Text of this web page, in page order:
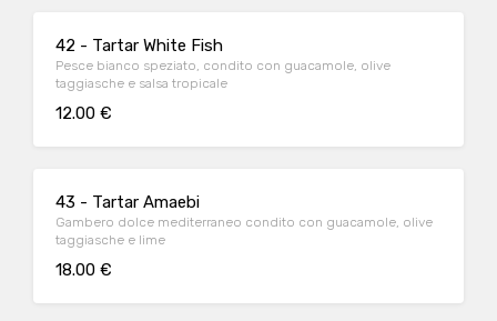
42 - Tartar White Fish
Pesce bianco speziato, condito con guacamole, olive
taggiasche e salsa tropicale
12.00 €
43 - Tartar Amaebi
Gambero dolce mediterraneo condito con guacamole, olive
taggiasche e lime
18.00 €